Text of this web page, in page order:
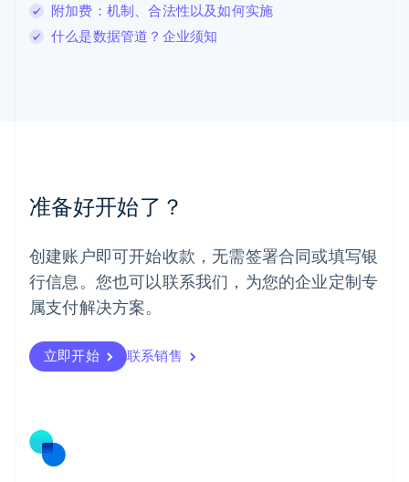
附加费：机制、合法性以及如何实施
什么是数据管道？企业须知
准备好开始了？
创建账户即可开始收款，无需签署合同或填写银
行信息。您也可以联系我们，为您的企业定制专
属支付解决方案。
立即开始 联系销售
罗马尼亚
English
挪威
葡萄牙
Português English
日本
日本語English
瑞典
瑞士
DeutschFrançais
English
斯洛文尼亚